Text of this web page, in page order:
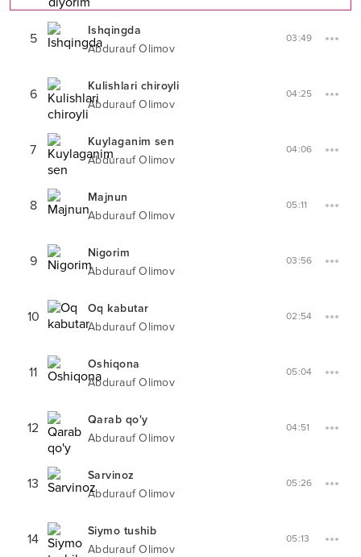
5
Ishqingda
Abdurauf Olimov
03:49
6
Kulishlari chiroyli
Abdurauf Olimov
04:25
7
Kuylaganim sen
Abdurauf Olimov
04:06
8
Majnun
Abdurauf Olimov
05:11
9
Nigorim
Abdurauf Olimov
03:56
10
Oq kabutar
Abdurauf Olimov
02:54
11
Oshiqona
Abdurauf Olimov
05:04
12
Qarab qo'y
Abdurauf Olimov
04:51
13
Sarvinoz
Abdurauf Olimov
05:26
14
Siymo tushib
Abdurauf Olimov
05:13